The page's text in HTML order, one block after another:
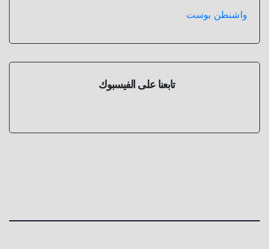
واشنطن بوست
تابعنا على الفيسبوك